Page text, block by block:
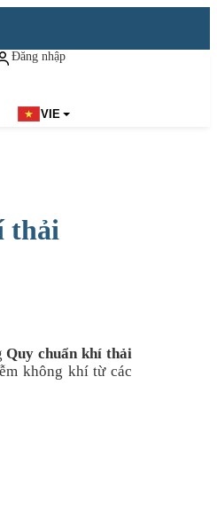
Đăng nhập
VIE
thải
Quy chuẩn khí thải
không khí từ các